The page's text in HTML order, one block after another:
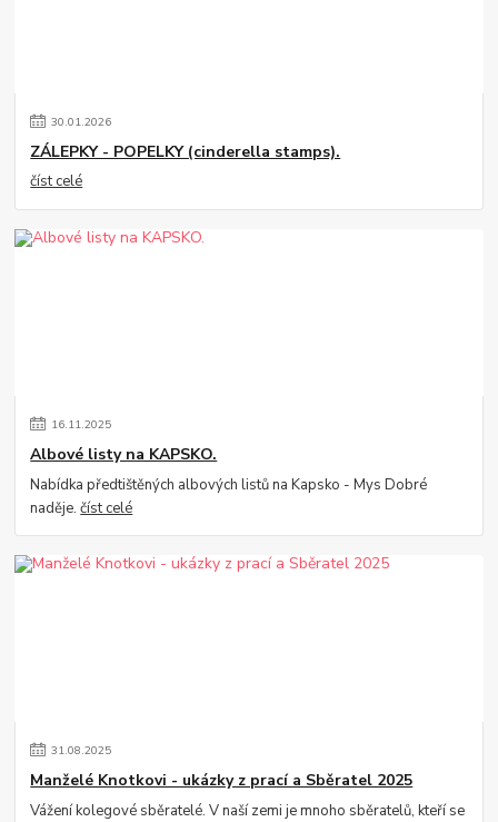
30.01.2026
ZÁLEPKY - POPELKY (cinderella stamps).
číst celé
16.11.2025
Albové listy na KAPSKO.
Nabídka předtištěných albových listů na Kapsko - Mys Dobré
naděje.číst celé
31.08.2025
Manželé Knotkovi - ukázky z prací a Sběratel 2025
Vážení kolegové sběratelé. V naší zemi je mnoho sběratelů, kteří se